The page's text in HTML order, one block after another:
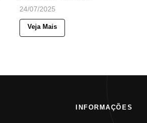
24/07/2025
Veja Mais
INFORMAÇÕES